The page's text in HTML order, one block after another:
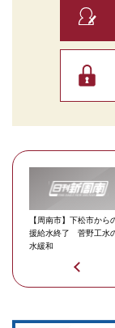
【周南市】下松市から
援給水終了 菅野工水
水緩和